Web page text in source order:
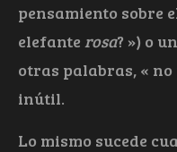
pensamiento sobre
elefante rosa? ») o
otras palabras, «
inútil.
Lo mismo sucede